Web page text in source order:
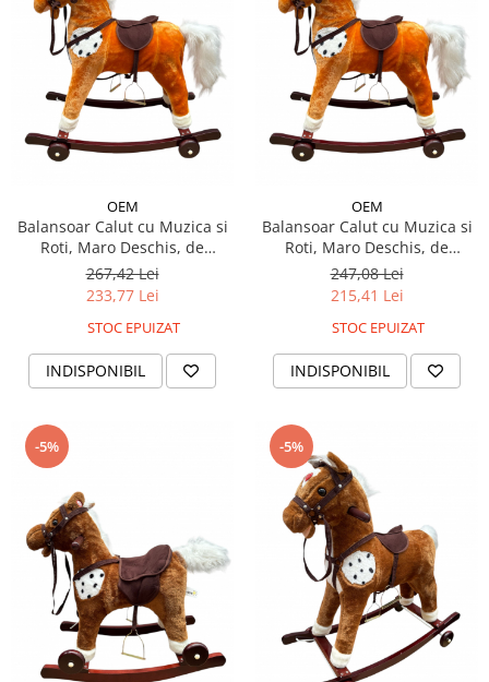
OEM
Balansoar Calut cu Muzica si
Roti, Maro Deschis, de
Dimensiune Mare
267,42 Lei
233,77 Lei
STOC EPUIZAT
INDISPONIBIL
OEM
Balansoar Calut cu Muzica si
Roti, Maro Deschis, de
Dimensiune Mica
247,08 Lei
215,41 Lei
STOC EPUIZAT
INDISPONIBIL
-5% -5%